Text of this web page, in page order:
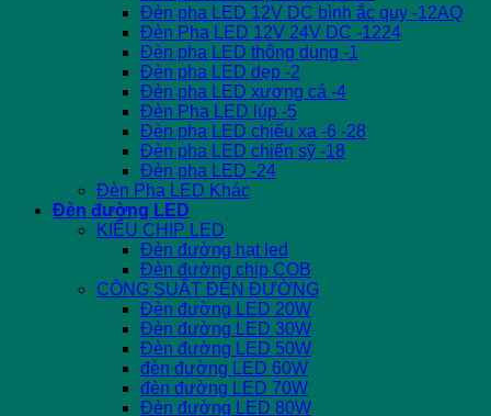
Đèn pha LED 12V DC bình ắc quy -12AQ
Đèn Pha LED 12V 24V DC -1224
Đèn pha LED thông dụng -1
Đèn pha LED dẹp -2
Đèn pha LED xương cá -4
Đèn Pha LED lúp -5
Đèn pha LED chiếu xa -6 -28
Đèn pha LED chiến sỹ -18
Đèn pha LED -24
Đèn Pha LED Khác
Đèn đường LED
KIỂU CHIP LED
Đèn đường hạt led
Đèn đường chip COB
CÔNG SUẤT ĐÈN ĐƯỜNG
Đèn đường LED 20W
Đèn đường LED 30W
Đèn đường LED 50W
đèn đường LED 60W
đèn đường LED 70W
Đèn đường LED 80W